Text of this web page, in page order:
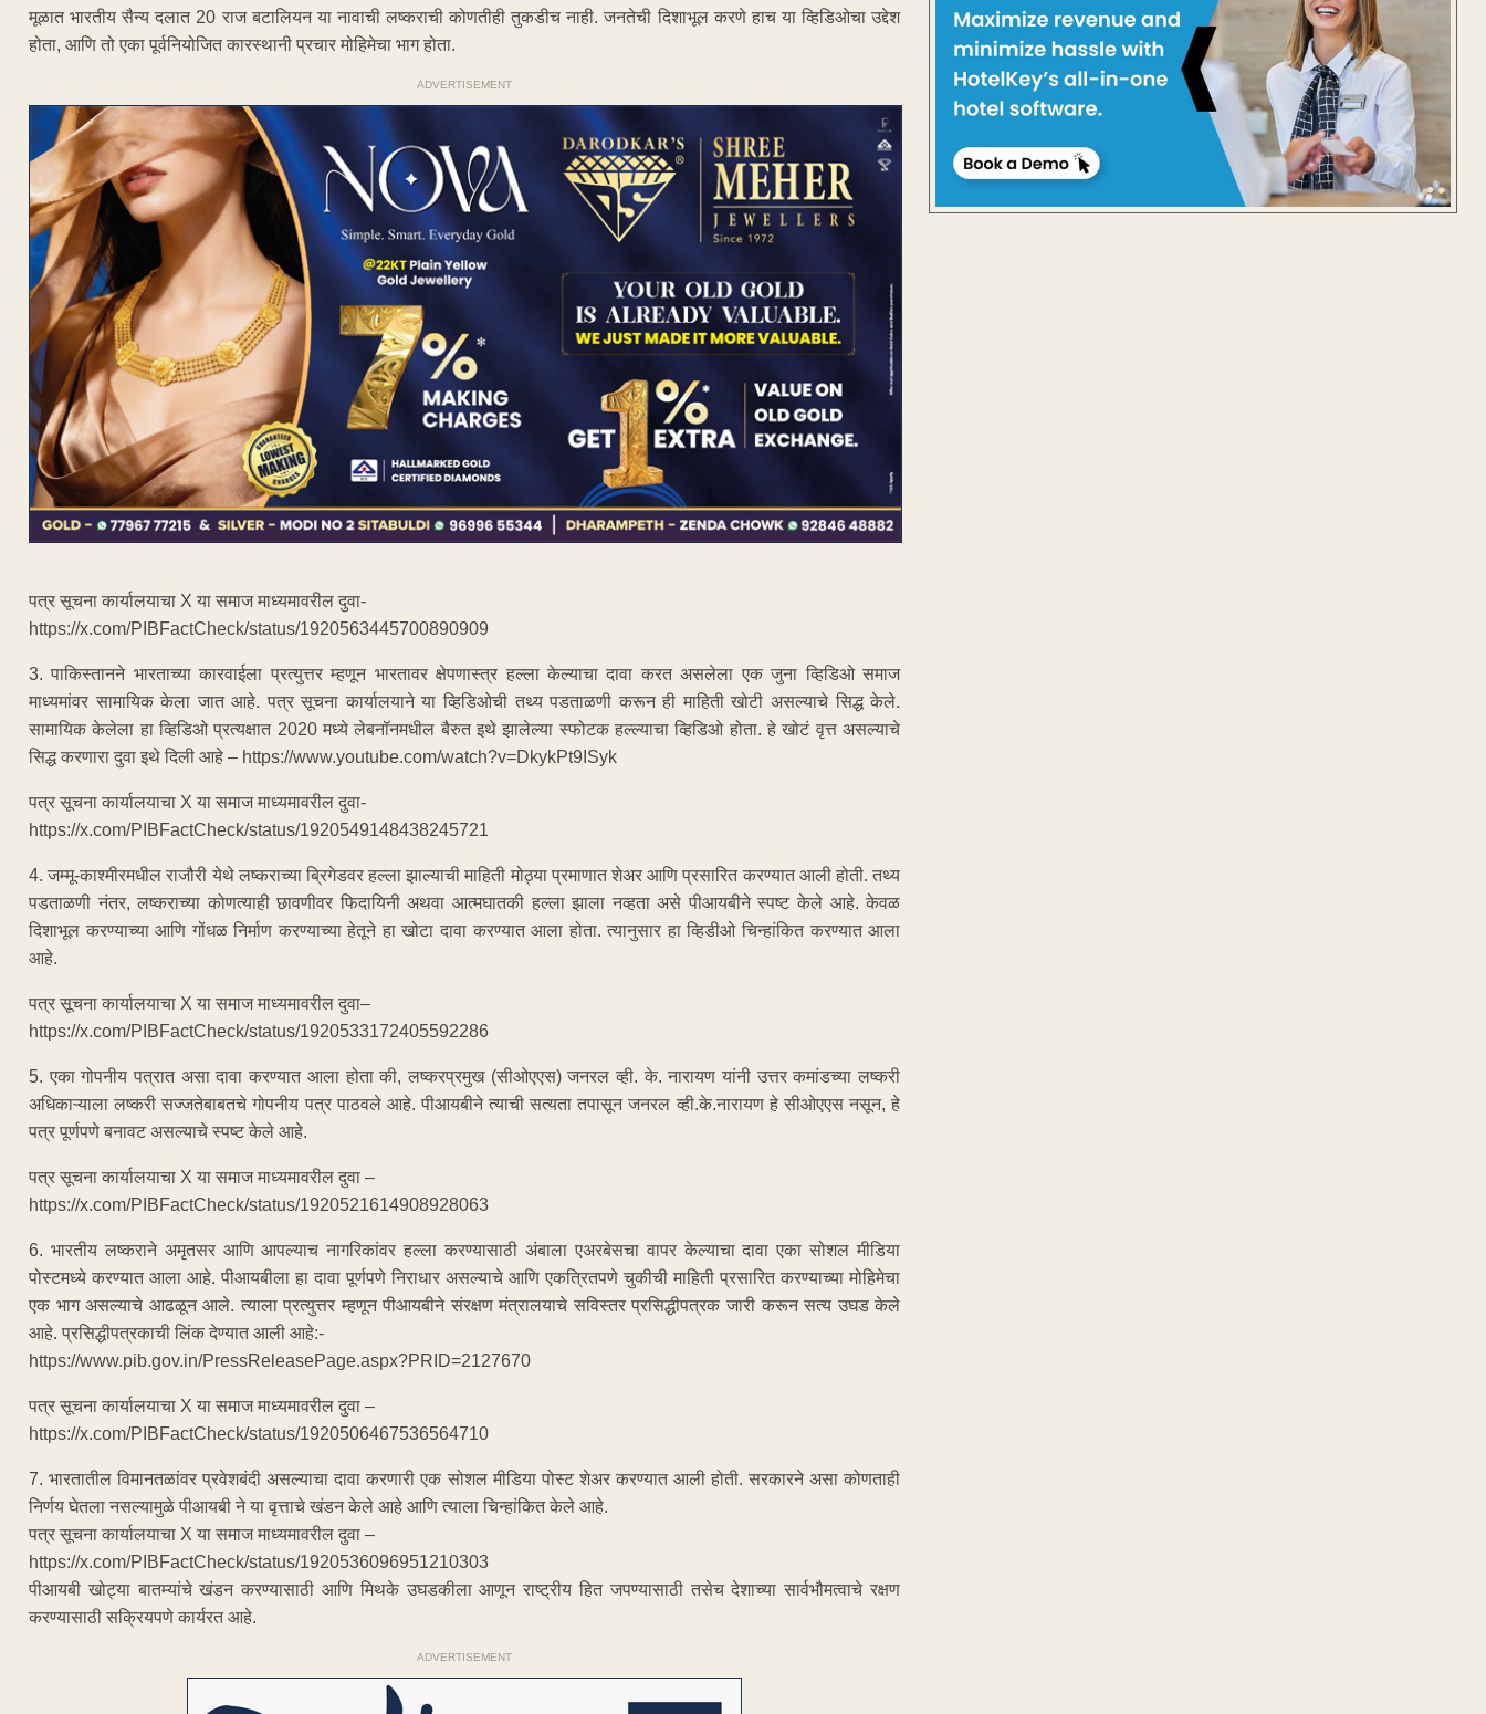
मूळात भारतीय सैन्य दलात 20 राज बटालियन या नावाची लष्कराची कोणतीही तुकडीच नाही. जनतेची दिशाभूल करणे हाच या व्हिडिओचा उद्देश
होता, आणि तो एका पूर्वनियोजित कारस्थानी प्रचार मोहिमेचा भाग होता.
ADVERTISEMENT
पत्र सूचना कार्यालयाचा X या समाज माध्यमावरील दुवा-
https://x.com/PIBFactCheck/status/1920563445700890909
3. पाकिस्तानने भारताच्या कारवाईला प्रत्युत्तर म्हणून भारतावर क्षेपणास्त्र हल्ला केल्याचा दावा करत असलेला एक जुना व्हिडिओ समाज
माध्यमांवर सामायिक केला जात आहे. पत्र सूचना कार्यालयाने या व्हिडिओची तथ्य पडताळणी करून ही माहिती खोटी असल्याचे सिद्ध केले.
सामायिक केलेला हा व्हिडिओ प्रत्यक्षात 2020 मध्ये लेबनॉनमधील बैरुत इथे झालेल्या स्फोटक हल्ल्याचा व्हिडिओ होता. हे खोटं वृत्त असल्याचे
सिद्ध करणारा दुवा इथे दिली आहे – https://www.youtube.com/watch?v=DkykPt9ISyk
पत्र सूचना कार्यालयाचा X या समाज माध्यमावरील दुवा-
https://x.com/PIBFactCheck/status/1920549148438245721
4. जम्मू-काश्मीरमधील राजौरी येथे लष्कराच्या ब्रिगेडवर हल्ला झाल्याची माहिती मोठ्या प्रमाणात शेअर आणि प्रसारित करण्यात आली होती. तथ्य
पडताळणी नंतर, लष्कराच्या कोणत्याही छावणीवर फिदायिनी अथवा आत्मघातकी हल्ला झाला नव्हता असे पीआयबीने स्पष्ट केले आहे. केवळ
दिशाभूल करण्याच्या आणि गोंधळ निर्माण करण्याच्या हेतूने हा खोटा दावा करण्यात आला होता. त्यानुसार हा व्हिडीओ चिन्हांकित करण्यात आला
आहे.
पत्र सूचना कार्यालयाचा X या समाज माध्यमावरील दुवा–
https://x.com/PIBFactCheck/status/1920533172405592286
5. एका गोपनीय पत्रात असा दावा करण्यात आला होता की, लष्करप्रमुख (सीओएएस) जनरल व्ही. के. नारायण यांनी उत्तर कमांडच्या लष्करी
अधिकाऱ्याला लष्करी सज्जतेबाबतचे गोपनीय पत्र पाठवले आहे. पीआयबीने त्याची सत्यता तपासून जनरल व्ही.के.नारायण हे सीओएएस नसून, हे
पत्र पूर्णपणे बनावट असल्याचे स्पष्ट केले आहे.
पत्र सूचना कार्यालयाचा X या समाज माध्यमावरील दुवा –
https://x.com/PIBFactCheck/status/1920521614908928063
6. भारतीय लष्कराने अमृतसर आणि आपल्याच नागरिकांवर हल्ला करण्यासाठी अंबाला एअरबेसचा वापर केल्याचा दावा एका सोशल मीडिया
पोस्टमध्ये करण्यात आला आहे. पीआयबीला हा दावा पूर्णपणे निराधार असल्याचे आणि एकत्रितपणे चुकीची माहिती प्रसारित करण्याच्या मोहिमेचा
एक भाग असल्याचे आढळून आले. त्याला प्रत्युत्तर म्हणून पीआयबीने संरक्षण मंत्रालयाचे सविस्तर प्रसिद्धीपत्रक जारी करून सत्य उघड केले
आहे. प्रसिद्धीपत्रकाची लिंक देण्यात आली आहे:-
https://www.pib.gov.in/PressReleasePage.aspx?PRID=2127670
पत्र सूचना कार्यालयाचा X या समाज माध्यमावरील दुवा –
https://x.com/PIBFactCheck/status/1920506467536564710
7. भारतातील विमानतळांवर प्रवेशबंदी असल्याचा दावा करणारी एक सोशल मीडिया पोस्ट शेअर करण्यात आली होती. सरकारने असा कोणताही
निर्णय घेतला नसल्यामुळे पीआयबी ने या वृत्ताचे खंडन केले आहे आणि त्याला चिन्हांकित केले आहे.
पत्र सूचना कार्यालयाचा X या समाज माध्यमावरील दुवा –
https://x.com/PIBFactCheck/status/1920536096951210303
पीआयबी खोट्या बातम्यांचे खंडन करण्यासाठी आणि मिथके उघडकीला आणून राष्ट्रीय हित जपण्यासाठी तसेच देशाच्या सार्वभौमत्वाचे रक्षण
करण्यासाठी सक्रियपणे कार्यरत आहे.
ADVERTISEMENT